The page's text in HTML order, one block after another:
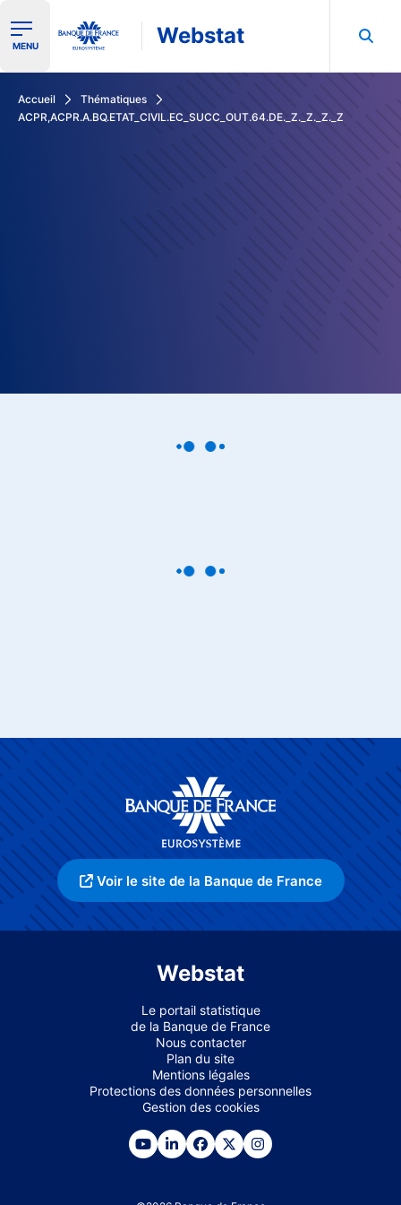
Ouvrir le menu de navigation
MENU Webstat
Accueil
Thématiques
ACPR,ACPR.A.BQ.ETAT_CIVIL.EC_SUCC_OUT.64.DE._Z._Z._Z._Z
Voir le site de la Banque de France
Webstat
Le portail statistique
de la Banque de France
Nous contacter
Plan du site
Mentions légales
Protections des données personnelles
Gestion des cookies